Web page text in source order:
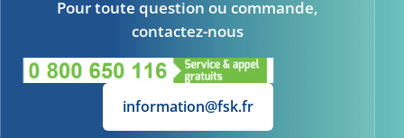
Pour toute question ou commande,
contactez-nous
information@fsk.fr